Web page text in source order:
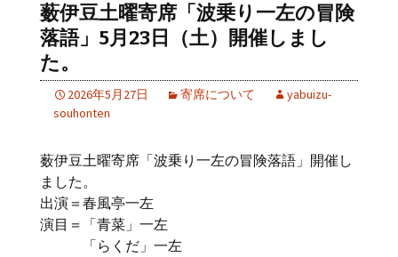
薮伊豆土曜寄席「波乗り一左の冒険
落語」5月23日（土）開催しまし
た。
2026年5月27日 寄席について
yabuizu-
souhonten
薮伊豆土曜寄席「波乗り一左の冒険落語」開催し
ました。
出演＝春風亭一左
演目＝「青菜」一左
「らくだ」一左